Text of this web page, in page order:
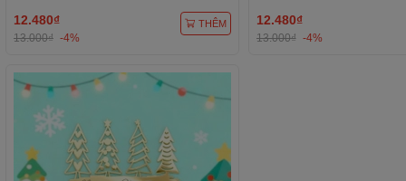
12.480₫
13.000₫ -4%
THÊM 12.480₫
13.000₫ -4%